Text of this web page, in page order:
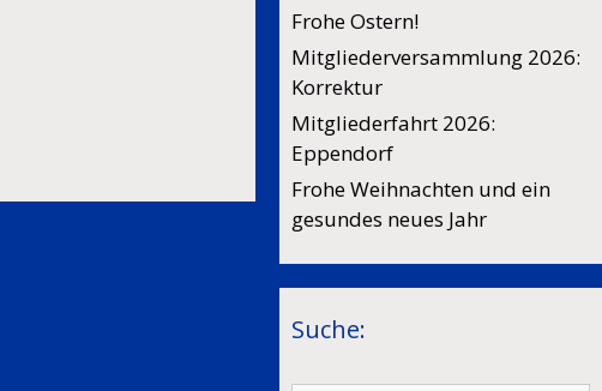
Frohe Ostern!
Mitgliederversammlung 2026:
Korrektur
Mitgliederfahrt 2026:
Eppendorf
Frohe Weihnachten und ein
gesundes neues Jahr
Suche: